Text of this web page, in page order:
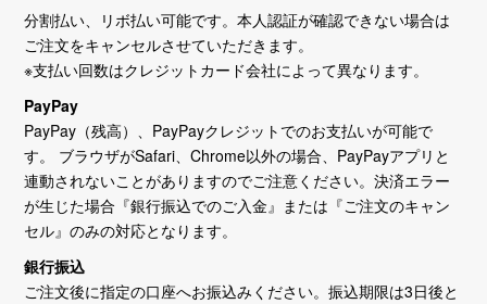
分割払い、リボ払い可能です。本人認証が確認できない場合は
ご注文をキャンセルさせていただきます。
※支払い回数はクレジットカード会社によって異なります。
PayPay
PayPay（残高）、PayPayクレジットでのお支払いが可能で
す。 ブラウザがSafari、Chrome以外の場合、PayPayアプリと
連動されないことがありますのでご注意ください。決済エラー
が生じた場合『銀行振込でのご入金』または『ご注文のキャン
セル』のみの対応となります。
銀行振込
ご注文後に指定の口座へお振込みください。振込期限は3日後と